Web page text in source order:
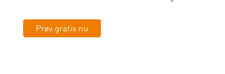
Prøv gratis nu